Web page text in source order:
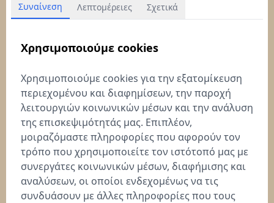
Συναίνεση Λεπτομέρειες Σχετικά
Χρησιμοποιούμε cookies
Χρησιμοποιούμε cookies για την εξατομίκευση
περιεχομένου και διαφημίσεων, την παροχή
λειτουργιών κοινωνικών μέσων και την ανάλυση
της επισκεψιμότητάς μας. Επιπλέον,
μοιραζόμαστε πληροφορίες που αφορούν τον
τρόπο που χρησιμοποιείτε τον ιστότοπό μας με
συνεργάτες κοινωνικών μέσων, διαφήμισης και
αναλύσεων, οι οποίοι ενδεχομένως να τις
συνδυάσουν με άλλες πληροφορίες που τους